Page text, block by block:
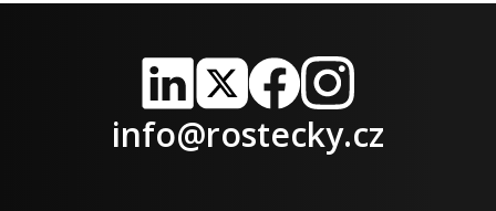
LinkedIn
X FacebookInstagram
info@rostecky.cz